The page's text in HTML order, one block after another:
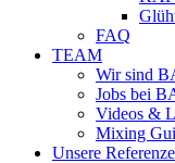
FAQ
TEAM
Wir sind
Jobs bei
Videos &
Mixing
Unsere